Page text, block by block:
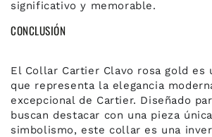
significativo y memorable.
CONCLUSIÓN
El Collar Cartier Clavo rosa gold es
que representa la elegancia
excepcional de Cartier. Diseñado
buscan destacar con una pieza
simbolismo, este collar es una